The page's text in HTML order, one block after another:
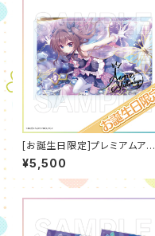
[お誕生日限定]プレミアムアク
リルブロック（碧音・那岐咲・チ
エ）
¥5,500